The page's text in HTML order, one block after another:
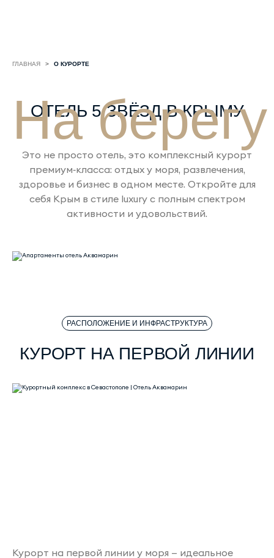
ГЛАВНАЯ О КУРОРТЕ
ОТЕЛЬ 5 ЗВЁЗД В КРЫМУ
На
Это не просто отель, это комплексный курорт
премиум‑класса: отдых у моря, развлечения,
здоровье и бизнес в одном месте. Откройте для
себя Крым в стиле luxury с полным спектром
активности и удовольствий.
РАСПОЛОЖЕНИЕ И ИНФРАСТРУКТУРА
КУРОРТ НА ПЕРВОЙ ЛИНИИ
Курорт на первой линии у моря — идеальное